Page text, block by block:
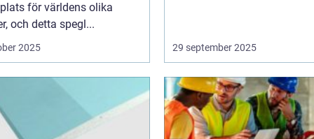
för världens olika
och detta spegl...
2025 29 september 2025